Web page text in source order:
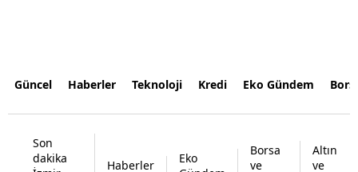
Güncel Haberler Teknoloji Kredi Eko Gündem
Son
dakika
Haberler
Eko
Borsa
ve
Altın
ve